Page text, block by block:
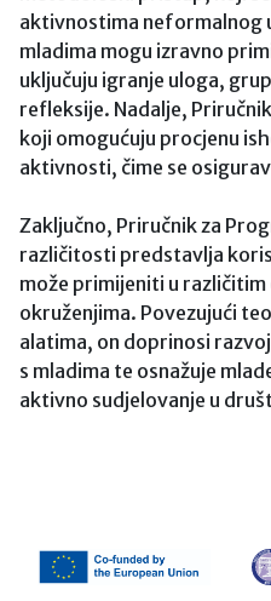
aktivnostima neformalnog
mladima mogu izravno
uključuju igranje uloga,
refleksije. Nadalje,
koji omogućuju procjenu
aktivnosti, čime se
Zaključno, Priručnik za
različitosti predstavlja
može primijeniti u
okruženjima. Povezujući
alatima, on doprinosi
s mladima te osnažuje
aktivno sudjelovanje u